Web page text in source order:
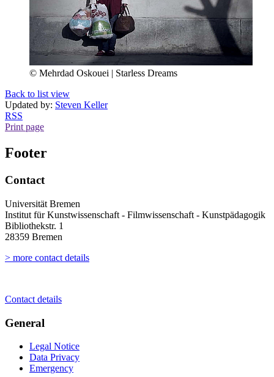
© Mehrdad Oskouei | Starless Dreams
Back to list view
Updated by: Steven Keller
RSS
Print page
Footer
Contact
Universität Bremen
Institut für Kunstwissenschaft - Filmwissenschaft - Kunstpädagogik
Bibliothekstr. 1
28359 Bremen
> more contact details
Contact details
General
Legal Notice
Data Privacy
Emergency